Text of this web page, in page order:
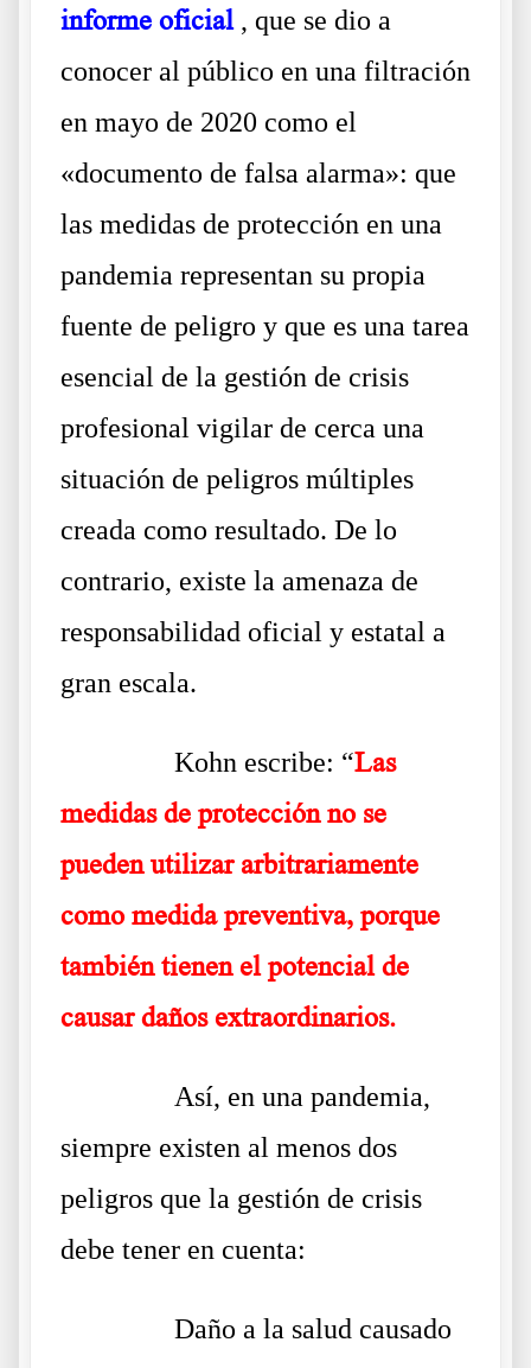
informe oficial, que se dio a
conocer al público en una filtración
en mayo de 2020 como el
«documento de falsa alarma»: que
las medidas de protección en una
pandemia representan su propia
fuente de peligro y que es una tarea
esencial de la gestión de crisis
profesional vigilar de cerca una
situación de peligros múltiples
creada como resultado. De lo
contrario, existe la amenaza de
responsabilidad oficial y estatal a
gran escala.
Kohn escribe: “Las
medidas de protección no se
pueden utilizar arbitrariamente
como medida preventiva, porque
también tienen el potencial de
causar daños extraordinarios.
Así, en una pandemia,
siempre existen al menos dos
peligros que la gestión de crisis
debe tener en cuenta:
Daño a la salud causado